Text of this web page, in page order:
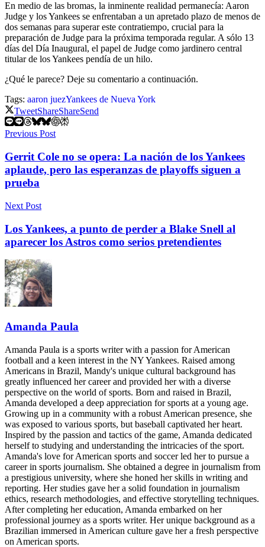
En medio de las bromas, la inminente realidad permanecía: Aaron
Judge y los Yankees se enfrentaban a un apretado plazo de menos de
dos semanas para superar este contratiempo, crucial para la
preparación de Judge para la próxima temporada regular. A sólo 13
días del Día Inaugural, el papel de Judge como jardinero central
titular de los Yankees pendía de un hilo.
¿Qué le parece? Deje su comentario a continuación.
Tags: aaron juezYankees de Nueva York
TweetShareShareSend
Previous Post
Gerrit Cole no se opera: La nación de los Yankees
aplaude, pero las esperanzas de playoffs siguen a
prueba
Next Post
Los Yankees, a punto de perder a Blake Snell al
aparecer los Astros como serios pretendientes
Amanda Paula
Amanda Paula is a sports writer with a passion for American
football and a keen interest in the NY Yankees. Raised among
Americans in Brazil, Mandy's unique cultural background has
greatly influenced her career and provided her with a diverse
perspective on the world of sports. Born and raised in Brazil,
Amanda developed a deep appreciation for sports at a young age.
Growing up in a community with a robust American presence, she
was exposed to various sports, but baseball captivated her heart.
Inspired by the passion and tactics of the game, Amanda dedicated
herself to studying and understanding the intricacies of the sport.
Amanda's love for American sports and soccer led her to pursue a
career in sports journalism. She obtained a degree in journalism from
a prestigious university, where she honed her skills in writing and
reporting. Her studies gave her a solid foundation in journalism
ethics, research methodologies, and effective storytelling techniques.
After completing her education, Amanda embarked on her
professional journey as a sports writer. Her unique background as a
Brazilian immersed in American culture gave her a fresh perspective
on American sports.